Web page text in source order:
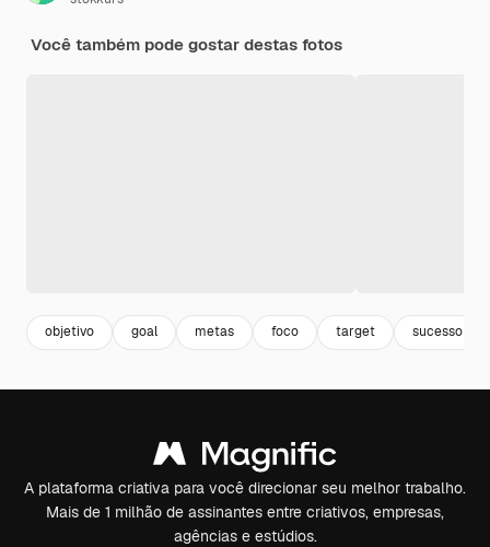
Você também pode gostar destas fotos
objetivo goal metas foco target sucesso
A plataforma criativa para você direcionar seu melhor trabalho.
Mais de 1 milhão de assinantes entre criativos, empresas,
agências e estúdios.